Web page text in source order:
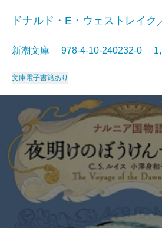
ドナルド・E・ウェストレイク
新潮文庫 978-4-10-240232-0
文庫電子書籍あり